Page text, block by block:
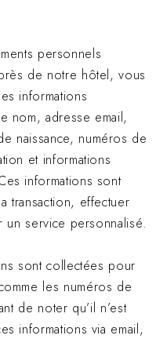
personnels
de notre hôtel, vous
informations
nom, adresse email,
naissance, numéros de
et informations
informations sont
transaction, effectuer
service personnalisé.
sont collectées pour
les numéros de
de noter qu’il n’est
informations via email,